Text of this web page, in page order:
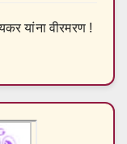
यांना वीरमरण !